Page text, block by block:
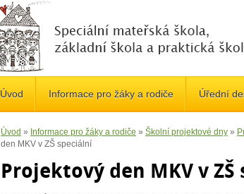
Úvod Informace pro žáky a rodiče Úřední
Úvod » Informace pro žáky a rodiče » Školní projektové dny »
den MKV v ZŠ speciální
Projektový den MKV v